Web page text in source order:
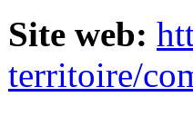
Site web:
territoire/